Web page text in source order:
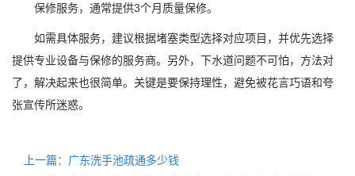
保修服务，通常提供3个月质量保修。
如需具体服务，建议根据堵塞类型选择对应项目，并优先选择
提供专业设备与保修的服务商。另外，下水道问题不可怕，方法对
了，解决起来也很简单。关键是要保持理性，避免被花言巧语和夸
张宣传所迷惑。
上一篇：广东洗手池疏通多少钱